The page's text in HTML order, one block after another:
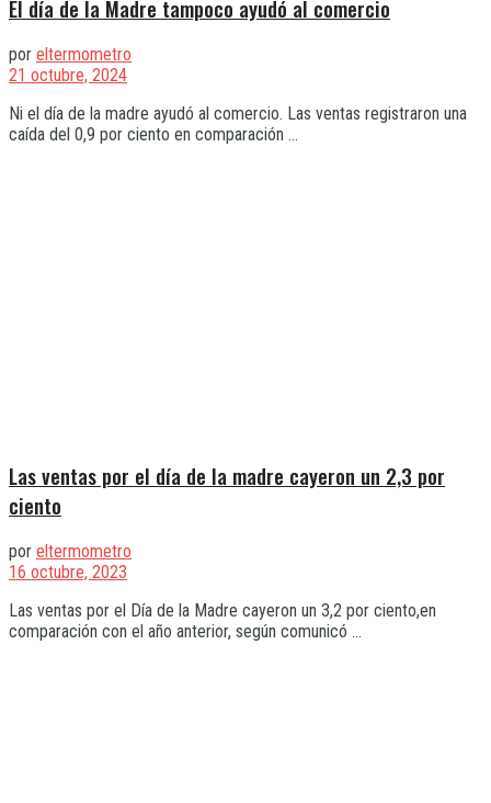
El día de la Madre tampoco ayudó al comercio
por eltermometro
21 octubre, 2024
Ni el día de la madre ayudó al comercio. Las ventas registraron una
caída del 0,9 por ciento en comparación ...
Las ventas por el día de la madre cayeron un 2,3 por
ciento
por eltermometro
16 octubre, 2023
Las ventas por el Día de la Madre cayeron un 3,2 por ciento,en
comparación con el año anterior, según comunicó ...